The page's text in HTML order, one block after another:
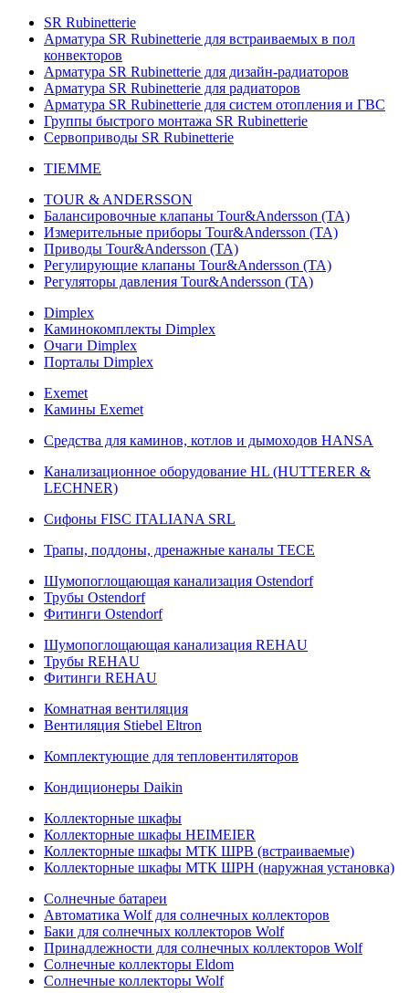
SR Rubinetterie
Арматура SR Rubinetterie для встраиваемых в пол
конвекторов
Арматура SR Rubinetterie для дизайн-радиаторов
Арматура SR Rubinetterie для радиаторов
Арматура SR Rubinetterie для систем отопления и ГВС
Группы быстрого монтажа SR Rubinetterie
Сервоприводы SR Rubinetterie
TIEMME
TOUR & ANDERSSON
Балансировочные клапаны Tour&Andersson (TA)
Измерительные приборы Tour&Andersson (TA)
Приводы Tour&Andersson (TA)
Регулирующие клапаны Tour&Andersson (TA)
Регуляторы давления Tour&Andersson (TA)
Dimplex
Каминокомплекты Dimplex
Очаги Dimplex
Порталы Dimplex
Exemet
Камины Exemet
Средства для каминов, котлов и дымоходов HANSA
Канализационное оборудование HL (HUTTERER &
LECHNER)
Сифоны FISC ITALIANA SRL
Трапы, поддоны, дренажные каналы TECE
Шумопоглощающая канализация Ostendorf
Трубы Ostendorf
Фитинги Ostendorf
Шумопоглощающая канализация REHAU
Трубы REHAU
Фитинги REHAU
Комнатная вентиляция
Вентиляция Stiebel Eltron
Комплектующие для тепловентиляторов
Кондиционеры Daikin
Коллекторные шкафы
Коллекторные шкафы HEIMEIER
Коллекторные шкафы МТК ШРВ (встраиваемые)
Коллекторные шкафы МТК ШРН (наружная установка)
Солнечные батареи
Автоматика Wolf для солнечных коллекторов
Баки для солнечных коллекторов Wolf
Принадлежности для солнечных коллекторов Wolf
Солнечные коллекторы Eldom
Солнечные коллекторы Wolf